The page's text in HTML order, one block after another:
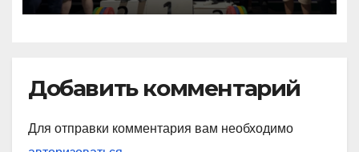
Добавить комментарий
Для отправки комментария вам необходимо